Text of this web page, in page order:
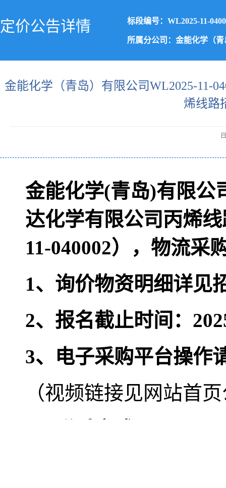
定价公告详情 标段编号：WL2025-11-
所属分公司：金能化学（
金能化学（青岛）有限公司WL2025-11-
烯线路